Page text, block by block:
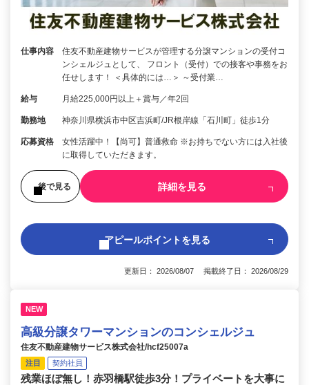
仕事内容
住友不動産建物サービスが管理する分譲マンションの受付コ
ンシェルジュとして、 フロント（受付）での接客や事務をお
任せします！ ＜具体的には…＞ ～受付業…
給与 月給225,000円以上＋賞与／年2回
勤務地 神奈川県横浜市中区吉浜町/JR根岸線「石川町」徒歩1分
応募資格
女性活躍中！【尚可】普通救命 ※お持ちでない方には入社後
に取得していただきます。
後で見る 詳細を見る
アピールポイントを見る
更新日： 2026/08/07 掲載終了日： 2026/08/29
NEW
高級分譲タワーマンションのコンシェルジュ
住友不動産建物サービス株式会社/hcf25007a
注目 契約社員
残業ほぼ無し！赤羽橋駅徒歩3分！プライベートを大事に